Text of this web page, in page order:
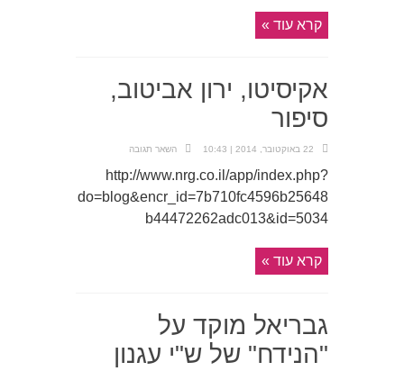
קרא עוד »
אקיסיטו, ירון אביטוב,
סיפור
22 באוקטובר, 2014 | 10:43 השאר תגובה
http://www.nrg.co.il/app/index.php?
do=blog&encr_id=7b710fc4596b25648
b44472262adc013&id=5034
קרא עוד »
גבריאל מוקד על
"הנידח" של ש"י עגנון